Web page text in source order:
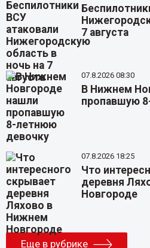
7 августа
07.8.2026 08:30
В Нижнем
пропавшую
07.8.2026 18:25
Что
деревня
Новгороде
Еще в рубрике